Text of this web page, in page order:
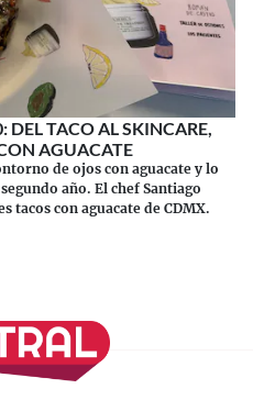
DEL TACO AL SKINCARE,
AGUACATE
de ojos con aguacate y lo
año. El chef Santiago
tacos con aguacate de CDMX.